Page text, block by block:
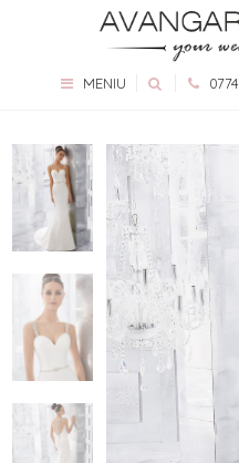
MENIU